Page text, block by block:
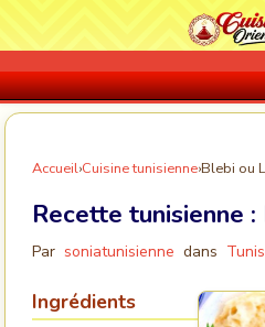
Accueil›Cuisine tunisienne›Blebi ou
Recette tunisienne :
Par soniatunisienne dans
Ingrédients